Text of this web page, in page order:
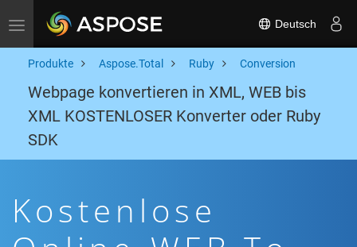
Toggle navigation Deutsch
Produkte Aspose.Total Ruby Conversion
Webpage konvertieren in XML, WEB bis
XML KOSTENLOSER Konverter oder Ruby
SDK
Kostenlose